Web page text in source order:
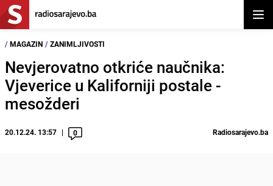
/ MAGAZIN / ZANIMLJIVOSTI
Nevjerovatno otkriće naučnika:
Vjeverice u Kaliforniji postale -
mesožderi
20.12.24. 13:57 0 Radiosarajevo.ba